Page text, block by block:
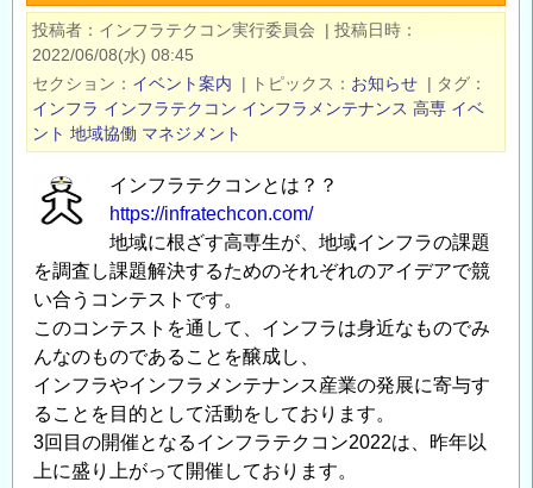
躍
の
場
を
広
た
い
性
の
た
め
「STEM
ConnectHER」
投稿者 インフラテクコン実行委員会 | 投稿日時
2022/06/08(水) 08:45
セクション
イベント案内 | トピックス お知らせ | タグ
インフラ インフラテクコン インフラメンテナンス 高専 イベ
ント 地域協働 マネジメント
インフラテクコンとは？？
https://infratechcon.com/
地域に根ざす高専生が、地域インフラの課題
を調査し課題解決するためのそれぞれのアイデアで競
い合うコンテストです。
このコンテストを通して、インフラは身近なものでみ
んなのものであることを醸成し、
インフラやインフラメンテナンス産業の発展に寄与す
ることを目的として活動をしております。
3回目の開催となるインフラテクコン2022は、昨年以
上に盛り上がって開催しております。